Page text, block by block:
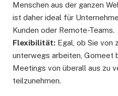
Menschen aus der ganzen
ist daher ideal für
Kunden oder Remote-Teams.
Flexibilität: Egal, ob Sie von
unterwegs arbeiten, Gomeet
Meetings von überall aus zu
teilzunehmen.